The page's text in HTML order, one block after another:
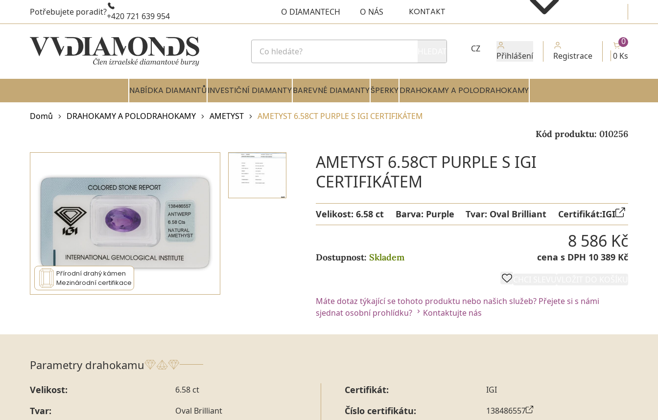
Potřebujete poradit?+420 721 639 954 O DIAMANTECH O NÁS KONTAKT
CZ
Přihlášení Registrace 0 Ks
0
NABÍDKA DIAMANTŮINVESTIČNÍ DIAMANTYBAREVNÉ DIAMANTYŠPERKYDRAHOKAMY A POLODRAHOKAMY
Domů DRAHOKAMY A POLODRAHOKAMY AMETYST AMETYST 6.58CT PURPLE S IGI CERTIFIKÁTEM
Kód produktu: 010256
Přírodní drahý kámen
Mezinárodní certifikace
AMETYST 6.58CT PURPLE S IGI
CERTIFIKÁTEM
Velikost: 6.58 ct Barva: Purple Tvar: Oval Brilliant Certifikát:IGI
Dostupnost: Skladem
8 586 Kč
cena s DPH 10 389 Kč
Máte dotaz týkající se tohoto produktu nebo našich služeb? Přejete si s námi
sjednat osobní prohlídku?
Kontaktujte nás
Parametry drahokamu
Velikost: 6.58 ct
Tvar: Oval Brilliant
Certifikát: IGI
Číslo certifikátu: 138486557